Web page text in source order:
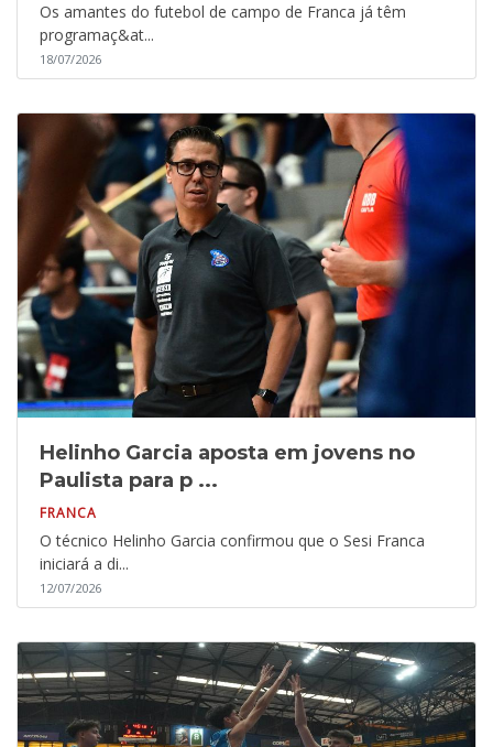
Os amantes do futebol de campo de Franca já têm
programaç&at...
18/07/2026
Helinho Garcia aposta em jovens no
Paulista para p ...
FRANCA
O técnico Helinho Garcia confirmou que o Sesi Franca
iniciará a di...
12/07/2026